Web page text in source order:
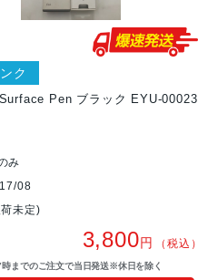
Pen ブラック EYU-00023
ク
み
08
未定)
3,800円 （税込）
時までのご注文で当日発送※休日を除く